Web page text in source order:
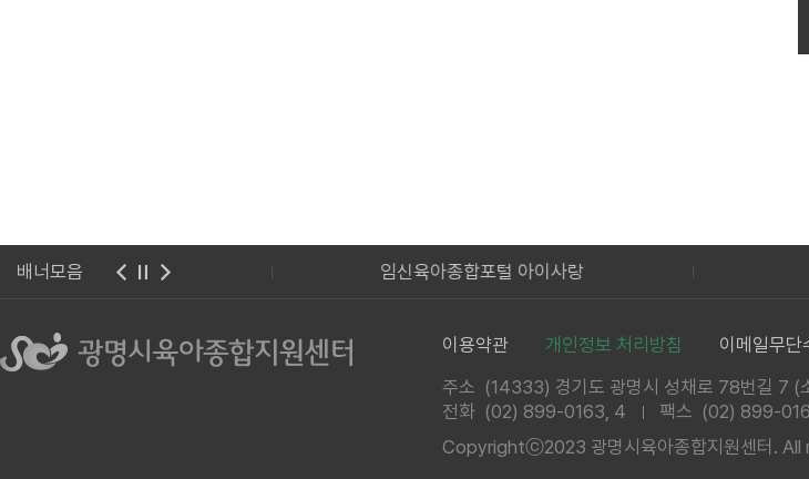
배너모음
원센터 웹진 임신육아종합포털 아이사랑
이용약관 개인정보 처리방침 이메일무단
주소 (14333) 경기도 광명시 성채로 78번길 7 (
전화 (02) 899-0163, 4 팩스 (02) 899-
Copyrightⓒ2023 광명시육아종합지원센터. All